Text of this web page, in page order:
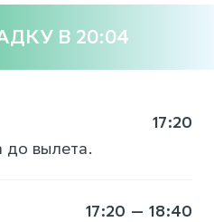
В 20:04
17:20
до вылета.
17:20 — 18:40